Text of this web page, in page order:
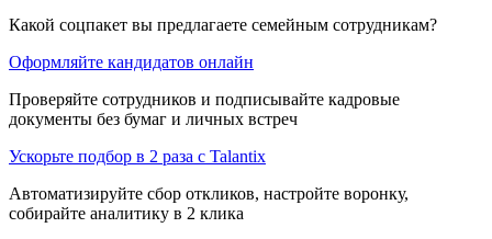
Какой соцпакет вы предлагаете семейным сотрудникам?
Оформляйте кандидатов онлайн
Проверяйте сотрудников и подписывайте кадровые
документы без бумаг и личных встреч
Ускорьте подбор в 2 раза с Talantix
Автоматизируйте сбор откликов, настройте воронку,
собирайте аналитику в 2 клика